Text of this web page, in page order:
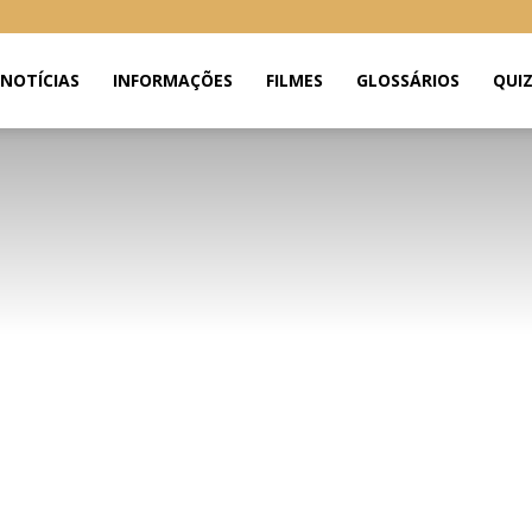
NOTÍCIAS INFORMAÇÕES FILMES GLOSSÁRIOS QUIZ